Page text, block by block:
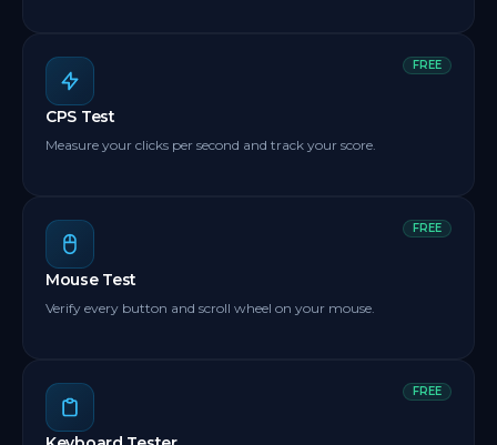
FREE
CPS Test
Measure your clicks per second and track your score.
FREE
Mouse Test
Verify every button and scroll wheel on your mouse.
FREE